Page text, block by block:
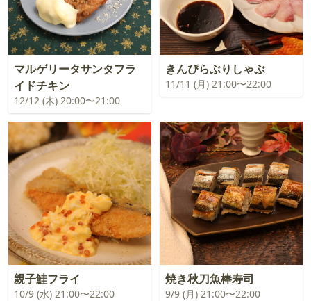
マルゲリータサンタフラ
イドチキン
12/12 (木) 20:00〜21:00
きんぴらぶりしゃぶ
11/11 (月) 21:00〜22:00
親子鮭フライ
10/9 (水) 21:00〜22:00
焼き秋刀魚棒寿司
9/9 (月) 21:00〜22:00